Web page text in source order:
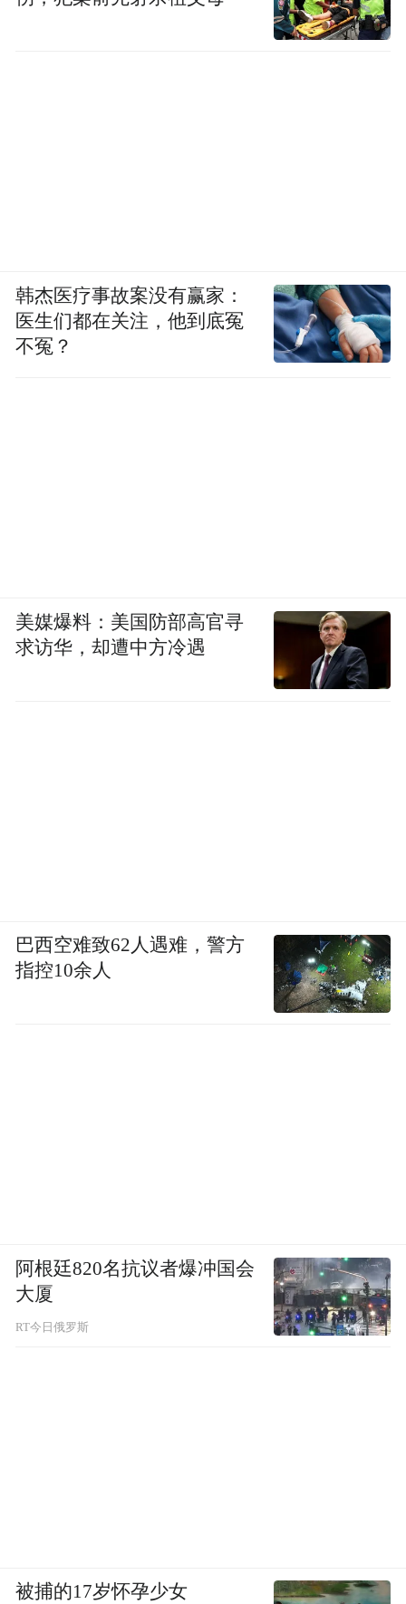
韩杰医疗事故案没有赢家：
医生们都在关注，他到底冤
不冤？
美媒爆料：美国防部高官寻
求访华，却遭中方冷遇
巴西空难致62人遇难，警方
指控10余人
阿根廷820名抗议者爆冲国会
大厦
RT今日俄罗斯
被捕的17岁怀孕少女